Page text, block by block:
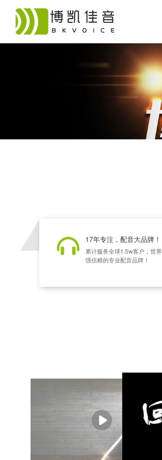
17年专注，配音大品牌！
累计服务全球1.5w客户，世
强信赖的专业配音品牌！